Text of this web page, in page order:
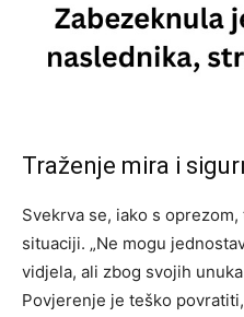
Traženje mira i
Svekrva se, iako s
situaciji. „Ne mogu
vidjela, ali zbog svojih
Povjerenje je teško